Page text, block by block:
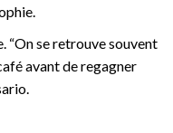
“On se retrouve souvent
avant de regagner